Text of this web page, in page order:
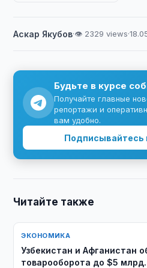
Аскар Якубов·👁 2329 views·
Будьте в курсе
Получайте главные
репортажи и
вам удобно.
Подписывайтесь
Читайте также
ЭКОНОМИКА
Узбекистан и Афганистан
товарооборота до $5 млрд.